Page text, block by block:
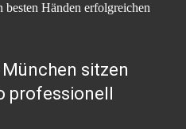
besten Händen erfolgreichen
sitzen
professionell